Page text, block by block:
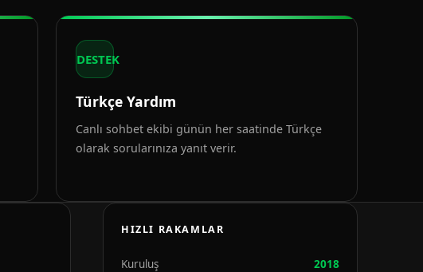
DESTEK
Türkçe Yardım
Canlı sohbet ekibi günün her saatinde Türkçe
olarak sorularınıza yanıt verir.
HIZLI RAKAMLAR
Kuruluş 2018